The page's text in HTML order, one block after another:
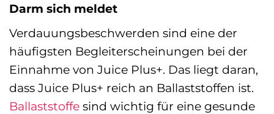
Darm sich meldet
Verdauungsbeschwerden sind eine der
häufigsten Begleiterscheinungen bei der
Einnahme von Juice Plus+. Das liegt daran,
dass Juice Plus+ reich an Ballaststoffen ist.
Ballaststoffe sind wichtig für eine gesunde